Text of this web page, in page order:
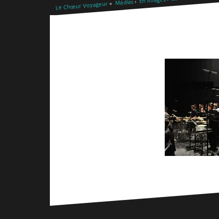
Le Chœur Voyageur Médias